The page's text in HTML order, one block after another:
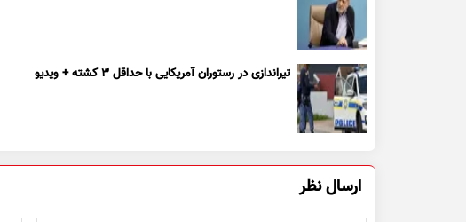
تیراندازی در رستوران آمریکایی با حداقل ۳ کشته + ویدیو
ارسال نظر